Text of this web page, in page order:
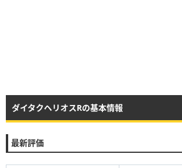
ダイタクヘリオスRの基本情報
最新評価